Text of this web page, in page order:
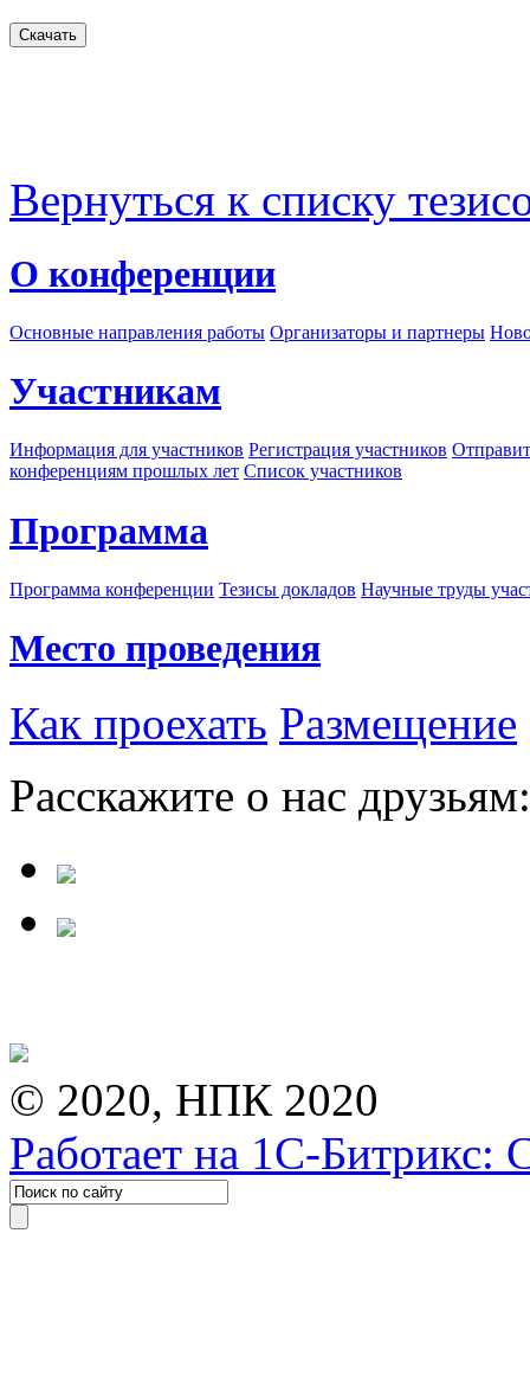
Вернуться к списку
О конференции
Основные направления работы Организаторы и партнеры
Участникам
Информация для участников Регистрация участников
конференциям прошлых лет Список участников
Программа
Программа конференции Тезисы докладов Научные труды
Место проведения
Как проехать Размещение
Расскажите о нас друзьям:
© 2020, НПК 2020
Работает на 1С-Битрикс: